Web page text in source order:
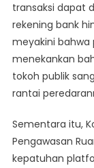
transaksi dapat
rekening bank
meyakini
menekankan
tokoh publik
rantai
Sementara itu,
Pengawasan
kepatuhan